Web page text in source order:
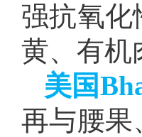
强抗氧化
黄、有机
美国
再与腰果